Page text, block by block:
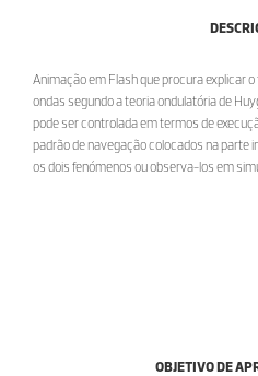
Animação em Flash que procura explicar
ondas segundo a teoria ondulatória de
pode ser controlada em termos de
padrão de navegação colocados na parte
os dois fenómenos ou observa-los em
OBJETIVO DE